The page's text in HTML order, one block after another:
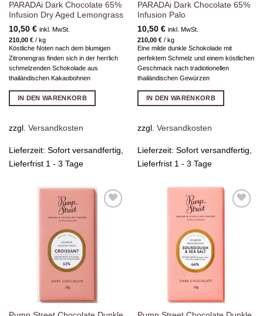
PARADAi Dark Chocolate 65%
Infusion Dry Aged Lemongrass
10,50 € inkl. MwSt.
210,00 €/ kg
Köstliche Noten nach dem blumigen
Zitronengras finden sich in der herrlich
schmelzenden Schokolade aus
thailändischen Kakaobohnen
IN DEN WARENKORB
zzgl. Versandkosten
Lieferzeit: Sofort versandfertig,
Lieferfrist 1 - 3 Tage
PARADAi Dark Chocolate 65%
Infusion Palo
10,50 € inkl. MwSt.
210,00 €/ kg
Eine milde dunkle Schokolade mit
perfektem Schmelz und einem köstlichen
Geschmack nach tradiotionellen
thailändischen Gewürzen
IN DEN WARENKORB
zzgl. Versandkosten
Lieferzeit: Sofort versandfertig,
Lieferfrist 1 - 3 Tage